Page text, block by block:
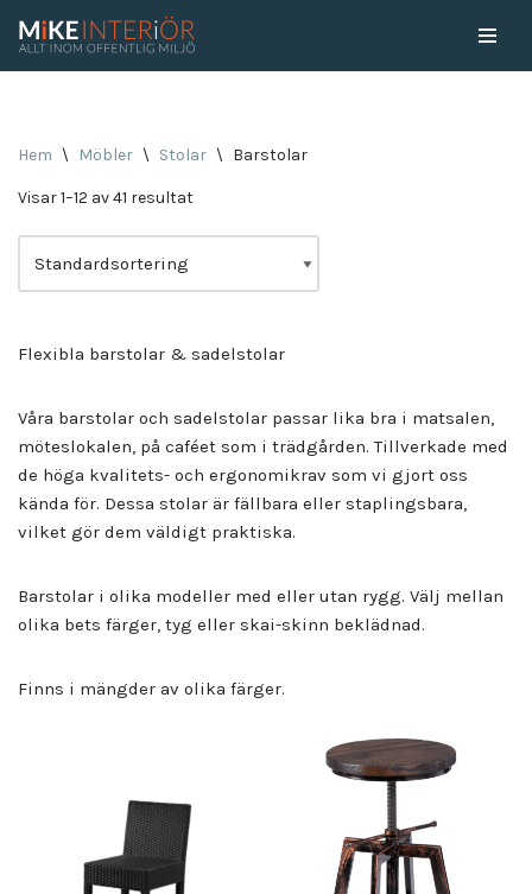
Hem \ Möbler \ Stolar \ Barstolar
Visar 1–12 av 41 resultat
Flexibla barstolar & sadelstolar
Våra barstolar och sadelstolar passar lika bra i matsalen,
möteslokalen, på caféet som i trädgården. Tillverkade med
de höga kvalitets- och ergonomikrav som vi gjort oss
kända för. Dessa stolar är fällbara eller staplingsbara,
vilket gör dem väldigt praktiska.
Barstolar i olika modeller med eller utan rygg. Välj mellan
olika bets färger, tyg eller skai-skinn beklädnad.
Finns i mängder av olika färger.